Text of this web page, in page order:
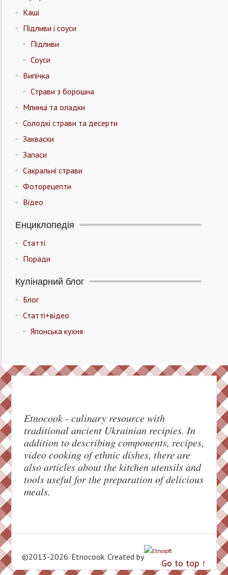
Каші
Підливи і соуси
Підливи
Соуси
Випічка
Страви з борошна
Млинці та оладки
Солодкі страви та десерти
Закваски
Запаси
Сакральні страви
Фоторецепти
Відео
Енциклопедія
Статті
Поради
Кулінарний блог
Блог
Статті+відео
Японська кухня
Etnocook - culinary resource with
traditional ancient Ukrainian recipies. In
addition to describing components, recipes,
video cooking of ethnic dishes, there are
also articles about the kitchen utensils and
tools useful for the preparation of delicious
meals.
©2013-2026. Etnocook. Created by
Go to top ↑
Facebook
Pinterest
Gmail